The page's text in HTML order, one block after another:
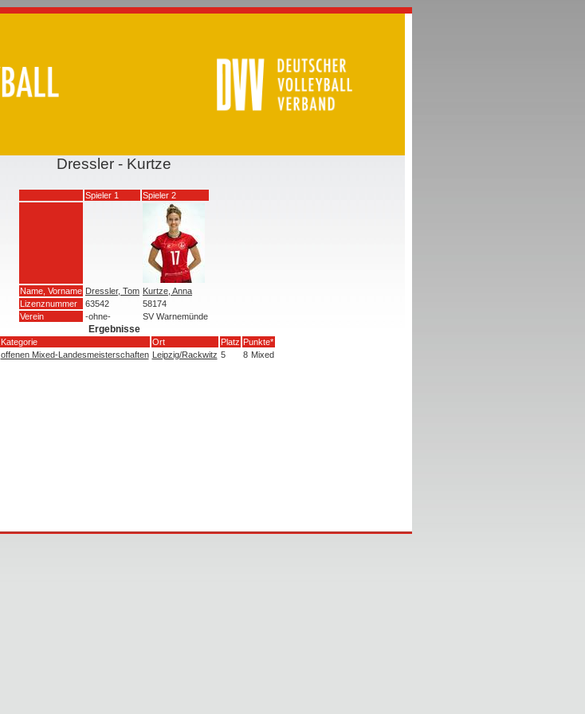
Dressler - Kurtze
Spieler 1 Spieler 2
Name, Vorname Dressler, Tom Kurtze, Anna
Lizenznummer
63542
58174
Verein
-ohne- SV Warnemünde
Ergebnisse
Kategorie Ort Platz Punkte*
offenen Mixed-Landesmeisterschaften Leipzig/Rackwitz 5 8 Mixed